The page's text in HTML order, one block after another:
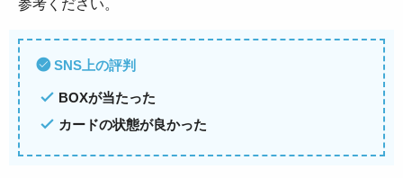
参考ください。
SNS上の評判
BOXが当たった
カードの状態が良かった